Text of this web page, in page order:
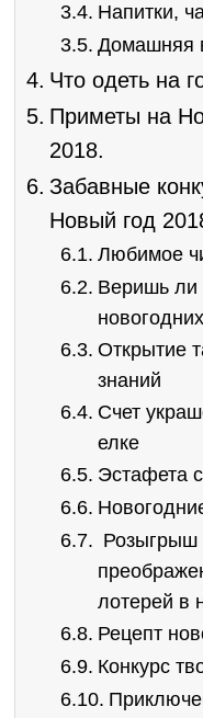
Напитки,
Домашняя
Что одеть на
Приметы на
2018.
Забавные
Новый год
Любимое
Веришь ли
Открытие
знаний
Счет
елке
Эстафета
Розыгрыш
лотерей в
Рецепт
Конкурс